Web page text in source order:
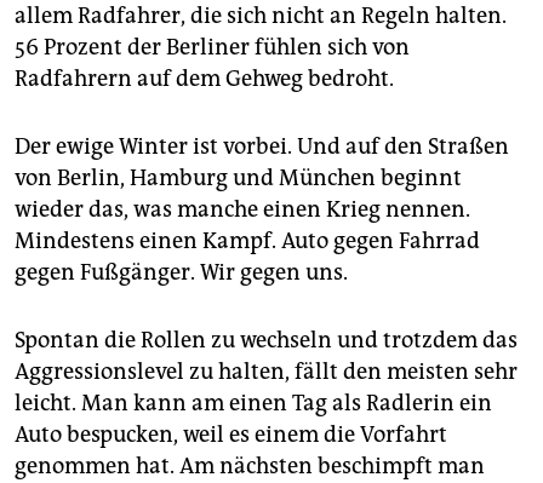
allem Radfahrer, die sich nicht an Regeln halten.
56 Prozent der Berliner fühlen sich von
Radfahrern auf dem Gehweg bedroht.
Der ewige Winter ist vorbei. Und auf den Straßen
von Berlin, Hamburg und München beginnt
wieder das, was manche einen Krieg nennen.
Mindestens einen Kampf. Auto gegen Fahrrad
gegen Fußgänger. Wir gegen uns.
Spontan die Rollen zu wechseln und trotzdem das
Aggressionslevel zu halten, fällt den meisten sehr
leicht. Man kann am einen Tag als Radlerin ein
Auto bespucken, weil es einem die Vorfahrt
genommen hat. Am nächsten beschimpft man